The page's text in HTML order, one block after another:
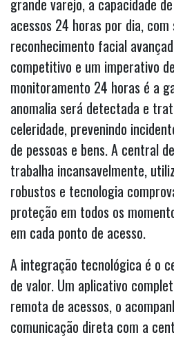
grande varejo, a capacidade
acessos 24 horas por dia,
reconhecimento facial
competitivo e um imperativo
monitoramento 24 horas é a
anomalia será detectada e
celeridade, prevenindo
de pessoas e bens. A central
trabalha incansavelmente,
robustos e tecnologia
proteção em todos os
em cada ponto de acesso.
A integração tecnológica é o
de valor. Um aplicativo
remota de acessos, o
comunicação direta com a